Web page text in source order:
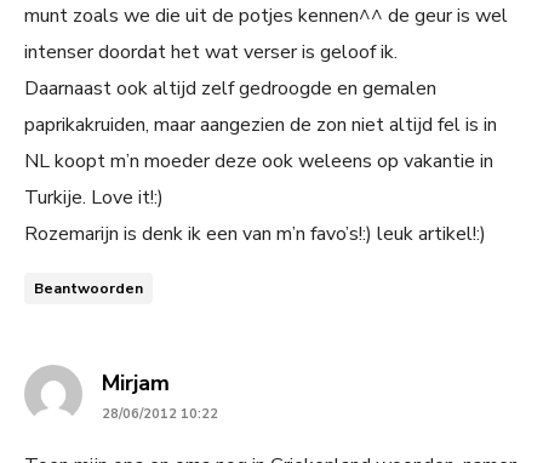
munt zoals we die uit de potjes kennen^^ de geur is wel
intenser doordat het wat verser is geloof ik.
Daarnaast ook altijd zelf gedroogde en gemalen
paprikakruiden, maar aangezien de zon niet altijd fel is in
NL koopt m’n moeder deze ook weleens op vakantie in
Turkije. Love it!:)
Rozemarijn is denk ik een van m’n favo’s!:) leuk artikel!:)
Beantwoorden
Mirjam
28/06/2012 10:22